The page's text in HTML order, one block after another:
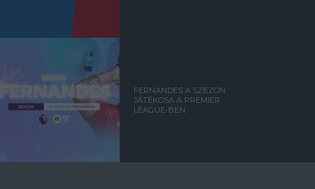
FERNANDES A SZEZON
JÁTÉKOSA A PREMIER
LEAGUE-BEN